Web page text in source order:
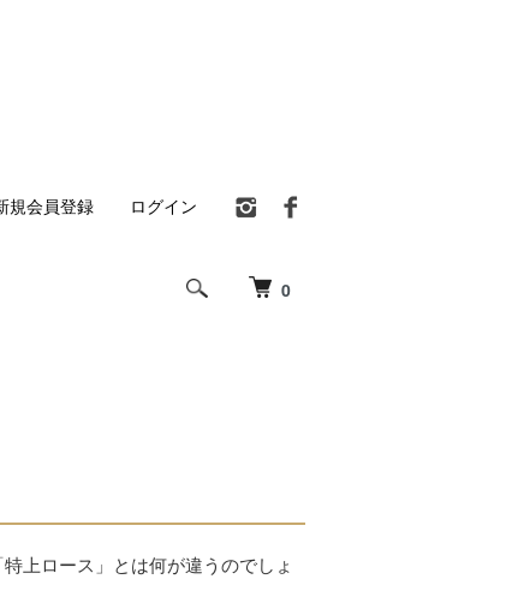
0
規会員登録 ログイン
上ロース」とは何が違うのでしょ